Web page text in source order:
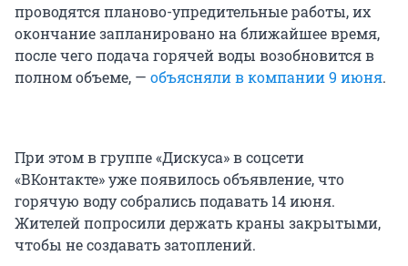
проводятся планово-упредительные работы, их
окончание запланировано на ближайшее время,
после чего подача горячей воды возобновится в
полном объеме, — объясняли в компании 9 июня.
При этом в группе «Дискуса» в соцсети
«ВКонтакте» уже появилось объявление, что
горячую воду собрались подавать 14 июня.
Жителей попросили держать краны закрытыми,
чтобы не создавать затоплений.